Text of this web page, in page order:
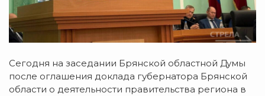
Сегодня на заседании Брянской областной Думы
после оглашения доклада губернатора Брянской
области о деятельности правительства региона в